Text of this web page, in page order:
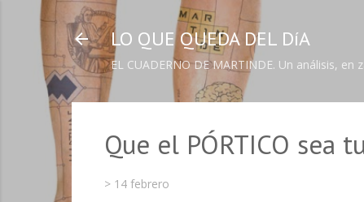
LO QUE QUEDA DEL DíA
EL CUADERNO DE MARTINDE. Un análisis,
Que el PÓRTICO sea
> 14 febrero